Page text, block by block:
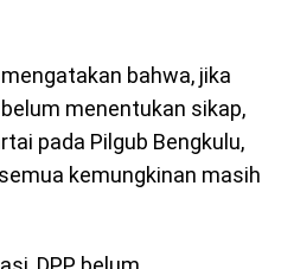
bahwa, jika
menentukan sikap,
pada Pilgub Bengkulu,
kemungkinan masih